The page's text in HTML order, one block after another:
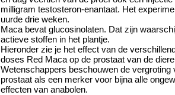
milligram testosteron-enantaat. Het
uurde drie weken.
Maca bevat glucosinolaten. Dat zijn
actieve stoffen in het plantje.
Hieronder zie je het effect van de
doses Red Maca op de prostaat van de
Wetenschappers beschouwen de vergroting
prostaat als een merker voor bijna alle
effecten van anabolen.